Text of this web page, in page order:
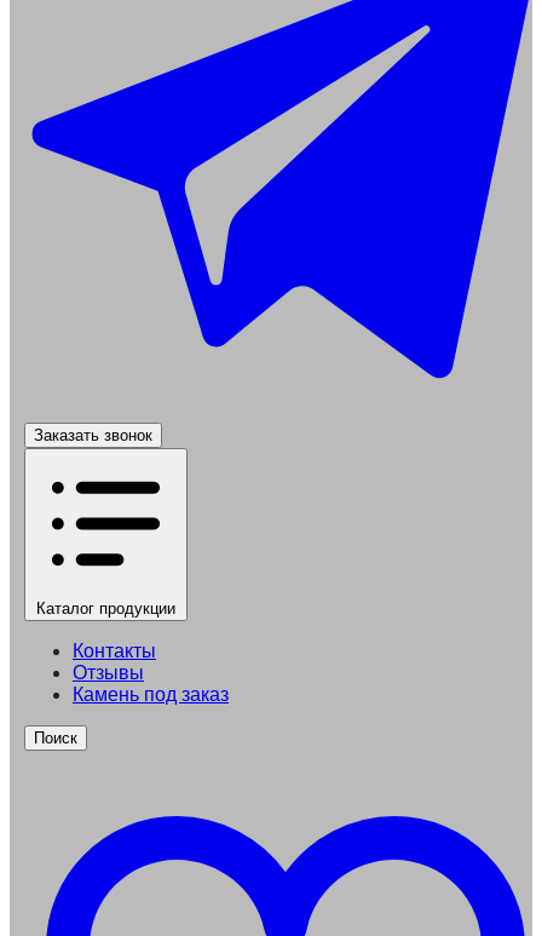
Заказать звонок
Каталог продукции
Контакты
Отзывы
Камень под заказ
Поиск